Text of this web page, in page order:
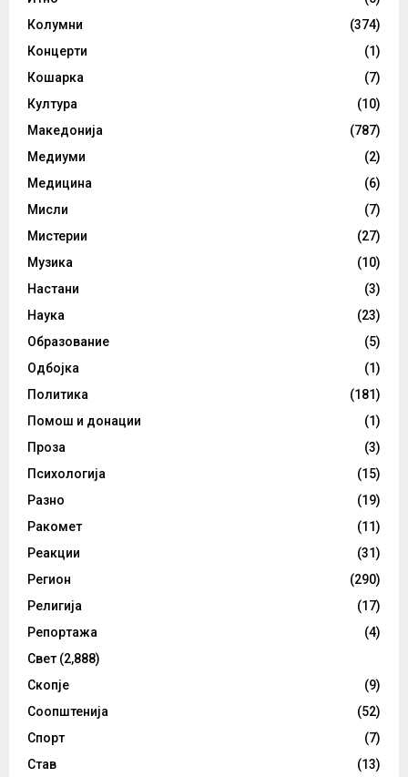
Колумни
(374)
Концерти
(1)
Кошарка
(7)
Култура
(10)
Македонија
(787)
Медиуми
(2)
Медицина
(6)
Мисли
(7)
Мистерии
(27)
Музика
(10)
Настани
(3)
Наука
(23)
Образование
(5)
Одбојка
(1)
Политика
(181)
Помош и донации
(1)
Проза
(3)
Психологија
(15)
Разно
(19)
Ракомет
(11)
Реакции
(31)
Регион
(290)
Религија
(17)
Репортажа
(4)
Свет (2,888)
Скопје
(9)
Соопштенија
(52)
Спорт
(7)
Став
(13)